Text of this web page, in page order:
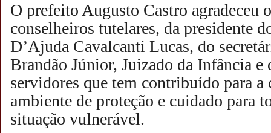
O prefeito Augusto Castro agradeceu
conselheiros tutelares, da presidente
D’Ajuda Cavalcanti Lucas, do
Brandão Júnior, Juizado da Infância e
servidores que tem contribuído para a
ambiente de proteção e cuidado para
situação vulnerável.